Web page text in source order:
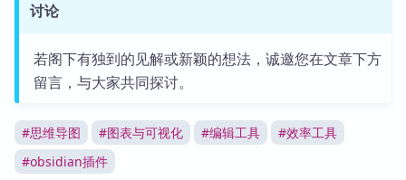
讨论
若阁下有独到的见解或新颖的想法，诚邀您在文章下方
留言，与大家共同探讨。
#思维导图 #图表与可视化 #编辑工具 #效率工具
#obsidian插件